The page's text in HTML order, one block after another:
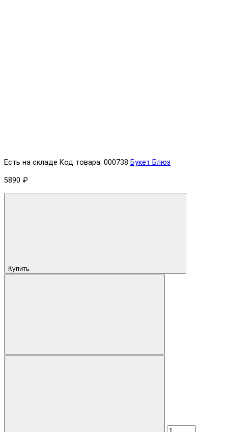
Есть на складе Код товара: 000738 Букет Блюз
5890 ₽
Купить